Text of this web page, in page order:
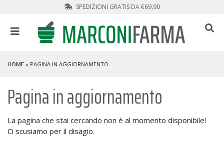
SPEDIZIONI GRATIS DA €69,90
HOME » PAGINA IN AGGIORNAMENTO
Pagina in aggiornamento
La pagina che stai cercando non è al momento disponibile!
Ci scusiamo per il disagio.